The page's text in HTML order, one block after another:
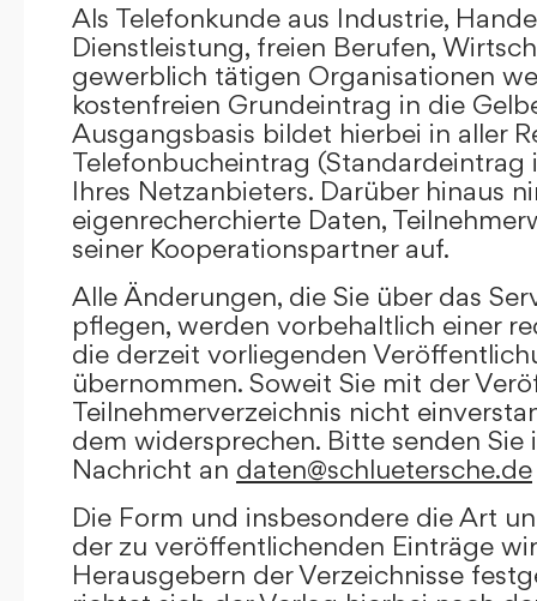
Als Telefonkunde aus Industrie,
Dienstleistung, freien Berufen,
gewerblich tätigen Organisationen
kostenfreien Grundeintrag in die
Ausgangsbasis bildet hierbei in aller
Telefonbucheintrag (Standardeintrag
Ihres Netzanbieters. Darüber hinaus
eigenrecherchierte Daten,
seiner Kooperationspartner auf.
Alle Änderungen, die Sie über das
pflegen, werden vorbehaltlich einer
die derzeit vorliegenden
übernommen. Soweit Sie mit der
Teilnehmerverzeichnis nicht
dem widersprechen. Bitte senden Sie
Nachricht an daten@schluetersche.de
Die Form und insbesondere die Art
der zu veröffentlichenden Einträge
Herausgebern der Verzeichnisse